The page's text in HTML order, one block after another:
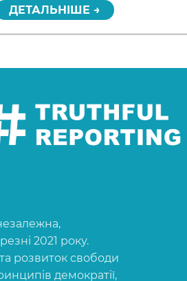
ДЕТАЛЬНІШЕ →
2021 року.
розвиток свободи
демократії,